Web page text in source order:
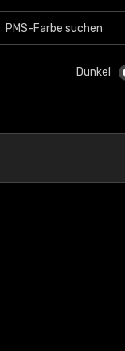
Dunkel